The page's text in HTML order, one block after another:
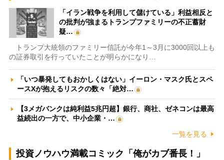
「イラン戦争を利用して儲けている」利益相反と
の批判が強まるトランプファミリーの不正蓄財
疑…
トランプ大統領のファミリー信託が今年1～3月に3000回以上も
の証券取引を行っていたことが明らかになり…
「いつ暴発してもおかしくはない」イーロン・マスク氏とスペ
ースXが抱えるリスクの数々「絶対…
【3メガバンクは純利益5兆円超】銀行、商社、ゼネコンは最高
益続出の一方で、中小企業・…
一覧を見る
投資ノウハウ満載コミック「俺がカブ番長！」